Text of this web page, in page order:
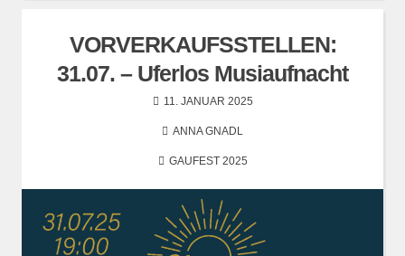
VORVERKAUFSSTELLEN:
31.07. – Uferlos Musiaufnacht
11. JANUAR 2025
ANNA GNADL
GAUFEST 2025